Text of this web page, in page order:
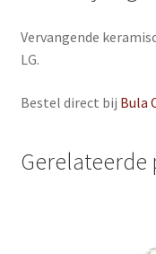
Vervangende
LG.
Bestel direct bij Bula
Gerelateerde